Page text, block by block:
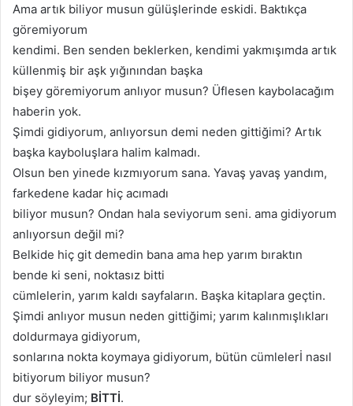
Ama artık biliyor musun gülüşlerinde eskidi. Baktıkça
göremiyorum
kendimi. Ben senden beklerken, kendimi yakmışımda artık
küllenmiş bir aşk yığınından başka
bişey göremiyorum anlıyor musun? Üflesen kaybolacağım
haberin yok.
Şimdi gidiyorum, anlıyorsun demi neden gittiğimi? Artık
başka kayboluşlara halim kalmadı.
Olsun ben yinede kızmıyorum sana. Yavaş yavaş yandım,
farkedene kadar hiç acımadı
biliyor musun? Ondan hala seviyorum seni. ama gidiyorum
anlıyorsun değil mi?
Belkide hiç git demedin bana ama hep yarım bıraktın
bende ki seni, noktasız bitti
cümlelerin, yarım kaldı sayfaların. Başka kitaplara geçtin.
Şimdi anlıyor musun neden gittiğimi; yarım kalınmışlıkları
doldurmaya gidiyorum,
sonlarına nokta koymaya gidiyorum, bütün cümlelerİ nasıl
bitiyorum biliyor musun?
dur söyleyim; BİTTİ.